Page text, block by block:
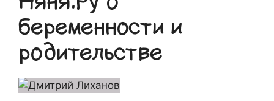
беременности и
родительстве